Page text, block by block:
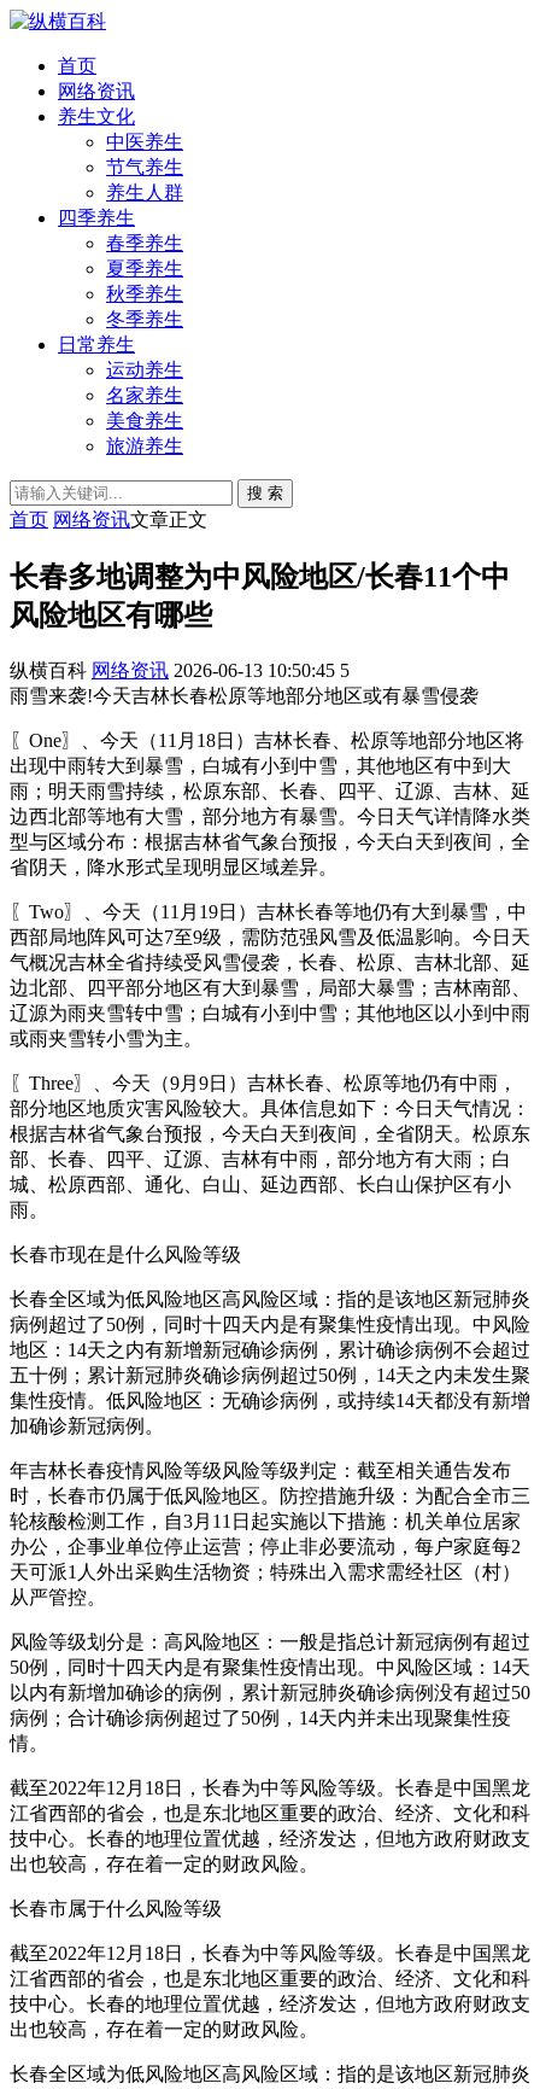
首页
网络资讯
养生文化
中医养生
节气养生
养生人群
四季养生
春季养生
夏季养生
秋季养生
冬季养生
日常养生
运动养生
名家养生
美食养生
旅游养生
搜 索
首页 网络资讯文章正文
长春多地调整为中风险地区/长春11个中
风险地区有哪些
纵横百科 网络资讯 2026-06-13 10:50:45 5
雨雪来袭!今天吉林长春松原等地部分地区或有暴雪侵袭
〖One〗、今天（11月18日）吉林长春、松原等地部分地区将
出现中雨转大到暴雪，白城有小到中雪，其他地区有中到大
雨；明天雨雪持续，松原东部、长春、四平、辽源、吉林、延
边西北部等地有大雪，部分地方有暴雪。今日天气详情降水类
型与区域分布：根据吉林省气象台预报，今天白天到夜间，全
省阴天，降水形式呈现明显区域差异。
〖Two〗、今天（11月19日）吉林长春等地仍有大到暴雪，中
西部局地阵风可达7至9级，需防范强风雪及低温影响。今日天
气概况吉林全省持续受风雪侵袭，长春、松原、吉林北部、延
边北部、四平部分地区有大到暴雪，局部大暴雪；吉林南部、
辽源为雨夹雪转中雪；白城有小到中雪；其他地区以小到中雨
或雨夹雪转小雪为主。
〖Three〗、今天（9月9日）吉林长春、松原等地仍有中雨，
部分地区地质灾害风险较大。具体信息如下：今日天气情况：
根据吉林省气象台预报，今天白天到夜间，全省阴天。松原东
部、长春、四平、辽源、吉林有中雨，部分地方有大雨；白
城、松原西部、通化、白山、延边西部、长白山保护区有小
雨。
长春市现在是什么风险等级
长春全区域为低风险地区高风险区域：指的是该地区新冠肺炎
病例超过了50例，同时十四天内是有聚集性疫情出现。中风险
地区：14天之内有新增新冠确诊病例，累计确诊病例不会超过
五十例；累计新冠肺炎确诊病例超过50例，14天之内未发生聚
集性疫情。低风险地区：无确诊病例，或持续14天都没有新增
加确诊新冠病例。
年吉林长春疫情风险等级风险等级判定：截至相关通告发布
时，长春市仍属于低风险地区。防控措施升级：为配合全市三
轮核酸检测工作，自3月11日起实施以下措施：机关单位居家
办公，企事业单位停止运营；停止非必要流动，每户家庭每2
天可派1人外出采购生活物资；特殊出入需求需经社区（村）
从严管控。
风险等级划分是：高风险地区：一般是指总计新冠病例有超过
50例，同时十四天内是有聚集性疫情出现。中风险区域：14天
以内有新增加确诊的病例，累计新冠肺炎确诊病例没有超过50
病例；合计确诊病例超过了50例，14天内并未出现聚集性疫
情。
截至2022年12月18日，长春为中等风险等级。长春是中国黑龙
江省西部的省会，也是东北地区重要的政治、经济、文化和科
技中心。长春的地理位置优越，经济发达，但地方政府财政支
出也较高，存在着一定的财政风险。
长春市属于什么风险等级
截至2022年12月18日，长春为中等风险等级。长春是中国黑龙
江省西部的省会，也是东北地区重要的政治、经济、文化和科
技中心。长春的地理位置优越，经济发达，但地方政府财政支
出也较高，存在着一定的财政风险。
长春全区域为低风险地区高风险区域：指的是该地区新冠肺炎